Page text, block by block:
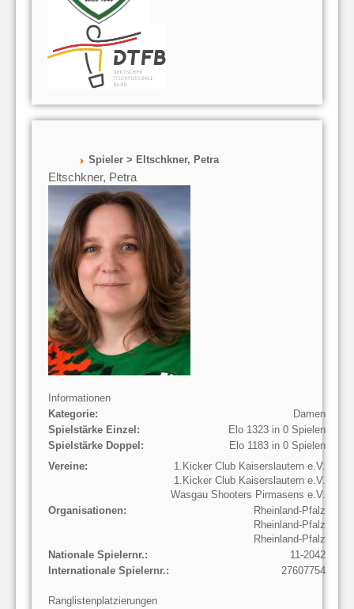
Spieler > Eltschkner, Petra
Eltschkner, Petra
Informationen
Kategorie:
Damen
Spielstärke Einzel:
Elo 1323 in 0 Spielen
Spielstärke Doppel:
Elo 1183 in 0 Spielen
Vereine:
1.Kicker Club Kaiserslautern e.V.
1.Kicker Club Kaiserslautern e.V.
Wasgau Shooters Pirmasens e.V.
Organisationen:
Rheinland-Pfalz
Rheinland-Pfalz
Rheinland-Pfalz
Nationale Spielernr.:
11-2042
Internationale Spielernr.:
27607754
Ranglistenplatzierungen